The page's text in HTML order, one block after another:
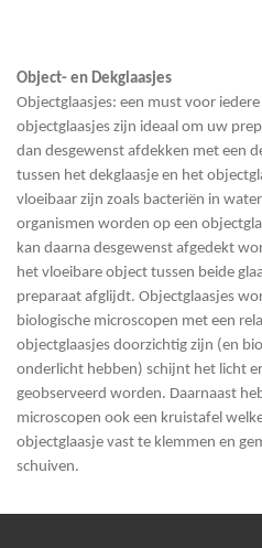
Object- en Dekglaasjes
Objectglaasjes: een must voor
objectglaasjes zijn ideaal om uw
dan desgewenst afdekken met een
tussen het dekglaasje en het
vloeibaar zijn zoals bacteriën in
organismen worden op een
kan daarna desgewenst afgedekt
het vloeibare object tussen beide
preparaat afglijdt. Objectglaasjes
biologische microscopen met een
objectglaasjes doorzichtig zijn (en
onderlicht hebben) schijnt het licht
geobserveerd worden. Daarnaast
microscopen ook een kruistafel
objectglaasje vast te klemmen en
schuiven.